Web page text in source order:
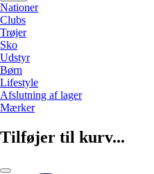
Nationer
Clubs
Trøjer
Sko
Udstyr
Børn
Lifestyle
Afslutning af lager
Mærker
Tilføjer til kurv...